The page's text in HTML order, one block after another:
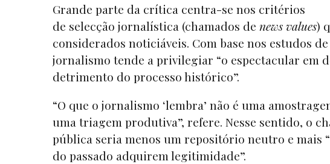
Grande parte da crítica centra-se nos critérios
de selecção jornalística (chamados de news values)
considerados noticiáveis. Com base nos estudos
jornalismo tende a privilegiar “o espectacular em
detrimento do processo histórico”.
“O que o jornalismo ‘lembra’ não é uma
uma triagem produtiva”, refere. Nesse sentido, o
pública seria menos um repositório neutro e mais
do passado adquirem legitimidade”.